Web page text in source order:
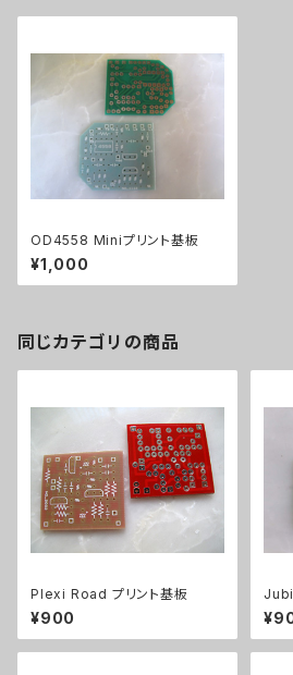
OD4558 Miniプリント基板
¥1,000
同じカテゴリの商品
Plexi Road プリント基板
¥900